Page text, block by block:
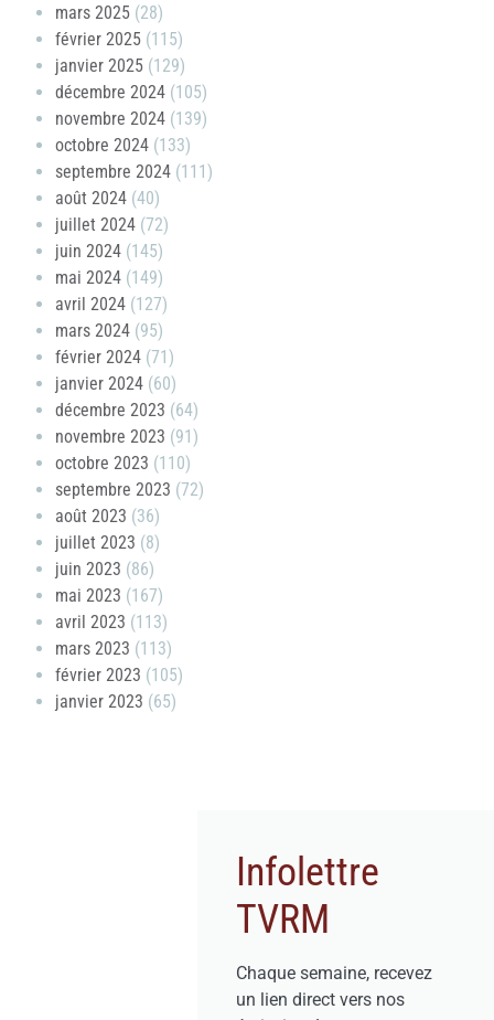
mars 2025 (28)
février 2025 (115)
janvier 2025 (129)
décembre 2024 (105)
novembre 2024 (139)
octobre 2024 (133)
septembre 2024 (111)
août 2024 (40)
juillet 2024 (72)
juin 2024 (145)
mai 2024 (149)
avril 2024 (127)
mars 2024 (95)
février 2024 (71)
janvier 2024 (60)
décembre 2023 (64)
novembre 2023 (91)
octobre 2023 (110)
septembre 2023 (72)
août 2023 (36)
juillet 2023 (8)
juin 2023 (86)
mai 2023 (167)
avril 2023 (113)
mars 2023 (113)
février 2023 (105)
janvier 2023 (65)
Infolettre
TVRM
Chaque semaine, recevez
un lien direct vers nos